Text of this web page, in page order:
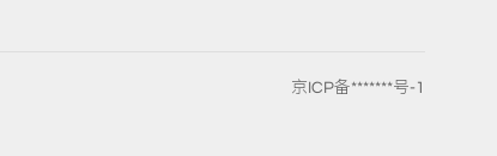
京ICP备*******号-1